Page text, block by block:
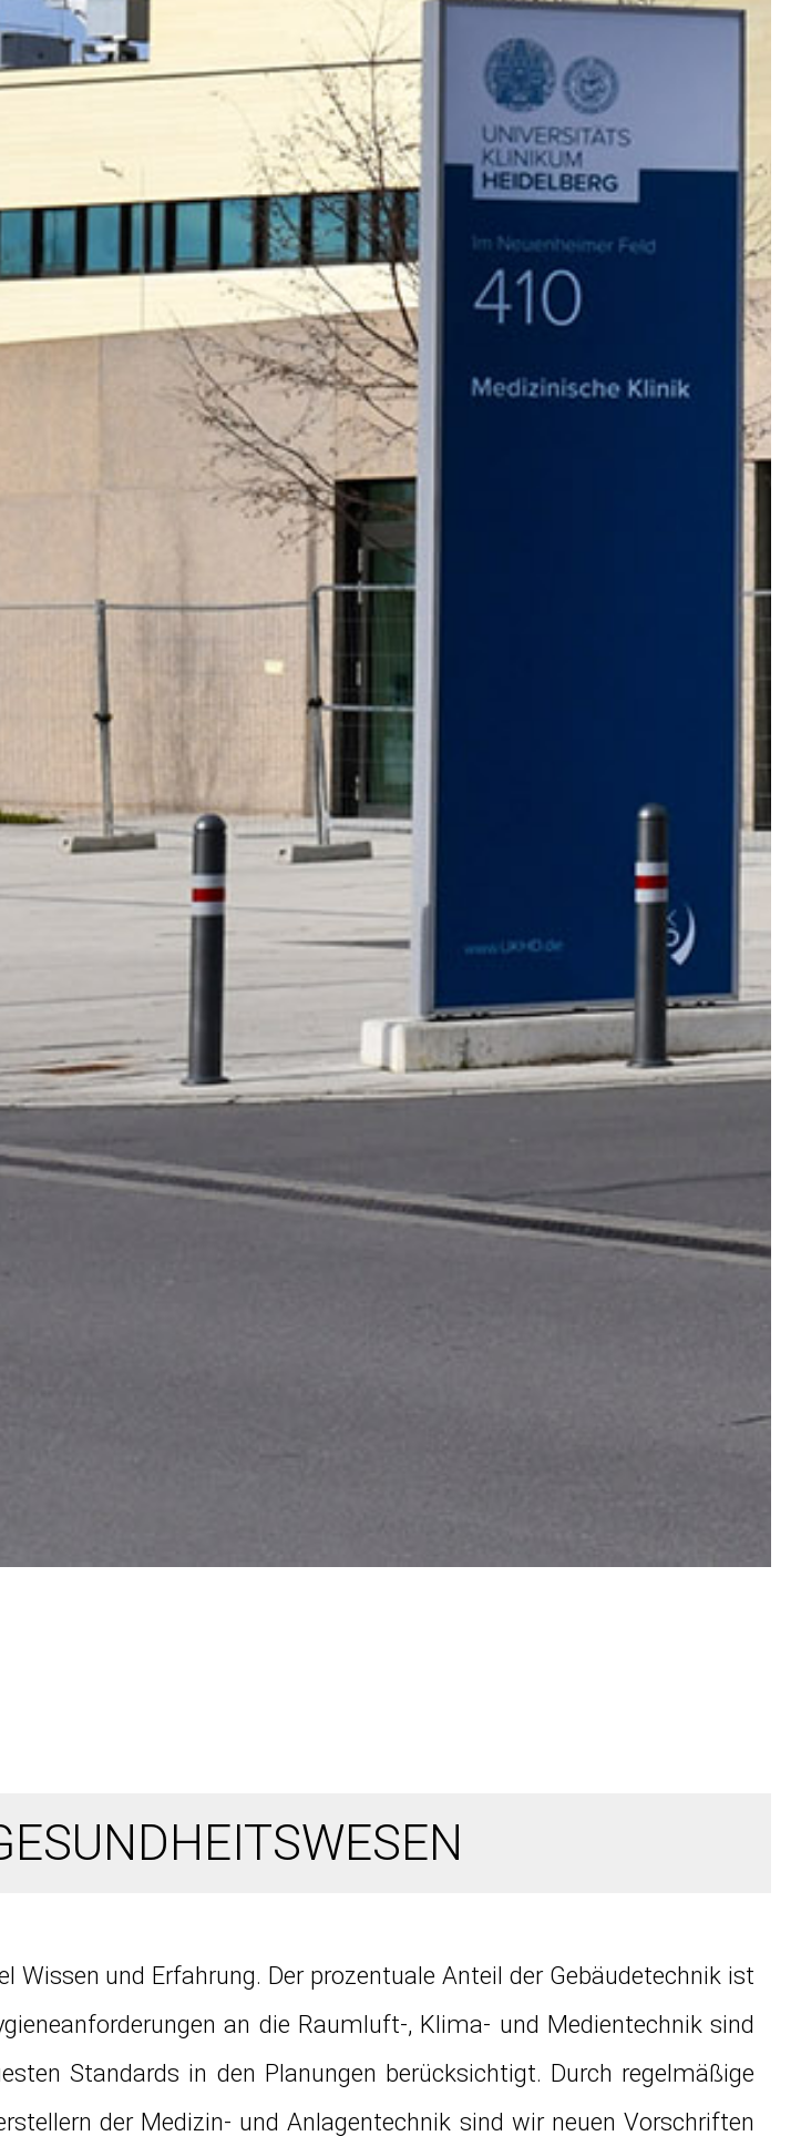
und Erfahrung. Der prozentuale Anteil der Gebäudetechnik ist
an die Raumluft-, Klima- und Medientechnik sind
Standards in den Planungen berücksichtigt. Durch regelmäßige
der Medizin- und Anlagentechnik sind wir neuen Vorschriften